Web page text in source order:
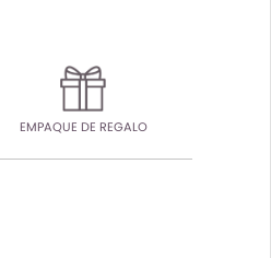
EMPAQUE DE REGALO